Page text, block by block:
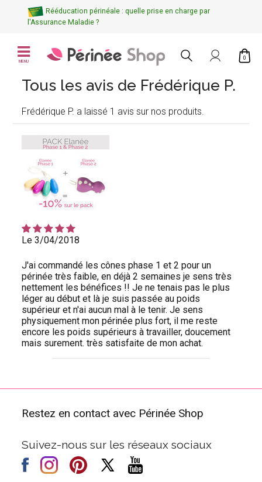
Rééducation périnéale : quelle prise en charge par
l'Assurance Maladie ?
MENU
0
Tous les avis de Frédérique P.
Frédérique P. a laissé 1 avis sur nos produits.
Le 3/04/2018
J'ai commandé les cônes phase 1 et 2 pour un
périnée très faible, en déjà 2 semaines je sens très
nettement les bénéfices !! Je ne tenais pas le plus
léger au début et là je suis passée au poids
supérieur et n'ai aucun mal à le tenir. Je sens
physiquement mon périnée plus fort, il me reste
encore les poids supérieurs à travailler, doucement
mais surement. très satisfaite de mon achat.
Restez en contact avec Périnée Shop
Suivez-nous sur les réseaux sociaux